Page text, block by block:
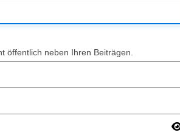
öffentlich neben Ihren Beiträgen.